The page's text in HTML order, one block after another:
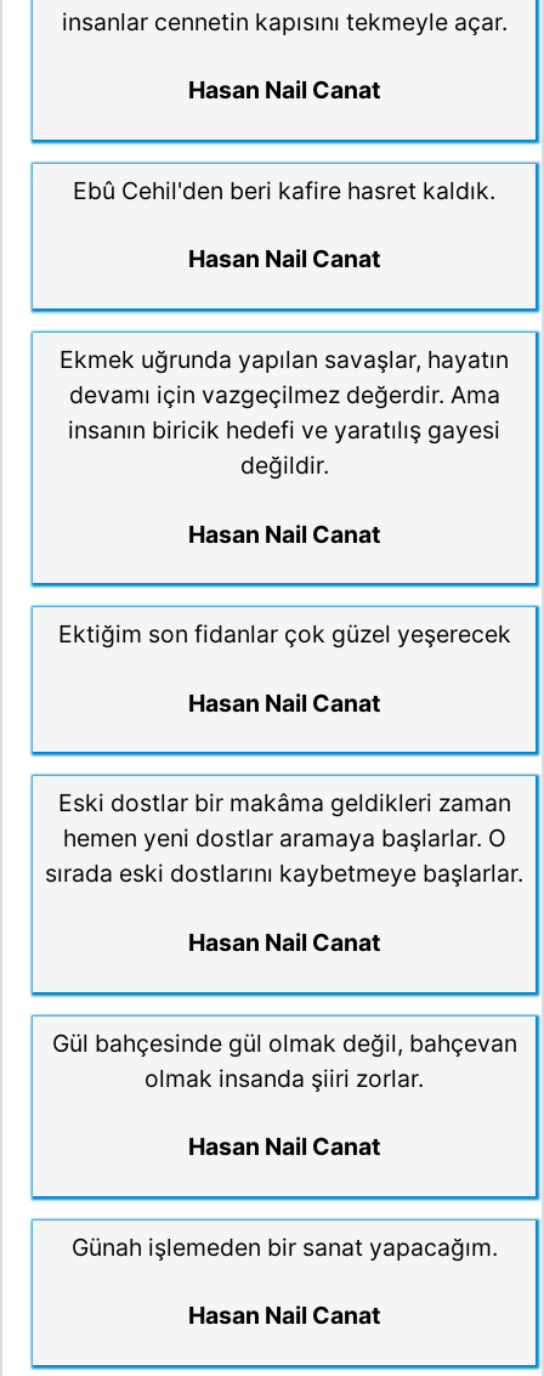
insanlar cennetin kapısını tekmeyle açar.
Hasan Nail Canat
Ebû Cehil'den beri kafire hasret kaldık.
Hasan Nail Canat
Ekmek uğrunda yapılan savaşlar, hayatın
devamı için vazgeçilmez değerdir. Ama
insanın biricik hedefi ve yaratılış gayesi
değildir.
Hasan Nail Canat
Ektiğim son fidanlar çok güzel yeşerecek
Hasan Nail Canat
Eski dostlar bir makâma geldikleri zaman
hemen yeni dostlar aramaya başlarlar. O
sırada eski dostlarını kaybetmeye başlarlar.
Hasan Nail Canat
Gül bahçesinde gül olmak değil, bahçevan
olmak insanda şiiri zorlar.
Hasan Nail Canat
Günah işlemeden bir sanat yapacağım.
Hasan Nail Canat